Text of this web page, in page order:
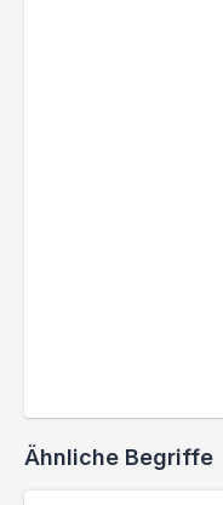
Ähnliche Begriffe